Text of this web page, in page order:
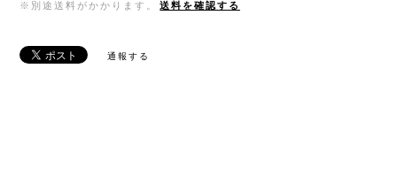
※別途送料がかかります。
送料を確認する
通報する